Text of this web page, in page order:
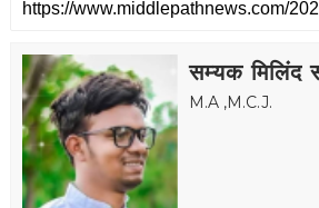
सम्यक मिलिंद
M.A ,M.C.J.